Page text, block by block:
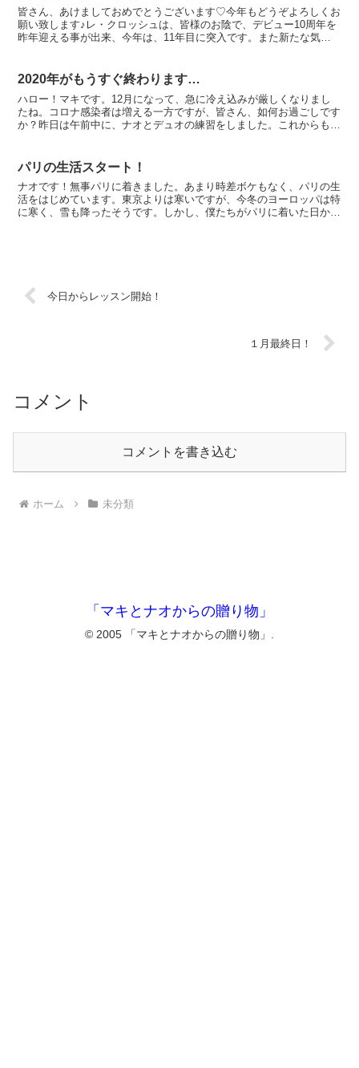
皆さん、あけましておめでとうございます♡今年もどうぞよろしくお
願い致します♪レ・クロッシュは、皆様のお陰で、デビュー10周年を
昨年迎える事が出来、今年は、11年目に突入です。また新たな気持
2020年がもうすぐ終わります…
ハロー！マキです。12月になって、急に冷え込みが厳しくなりまし
たね。コロナ感染者は増える一方ですが、皆さん、如何お過ごしです
か？昨日は午前中に、ナオとデュオの練習をしました。これからもっ
パリの生活スタート！
ナオです！無事パリに着きました。あまり時差ボケもなく、パリの生
活をはじめています。東京よりは寒いですが、今冬のヨーロッパは特
に寒く、雪も降ったそうです。しかし、僕たちがパリに着いた日から
今日からレッスン開始！
１月最終日！
コメント
コメントを書き込む
ホーム 未分類
「マキとナオからの贈り物」
© 2005 「マキとナオからの贈り物」.